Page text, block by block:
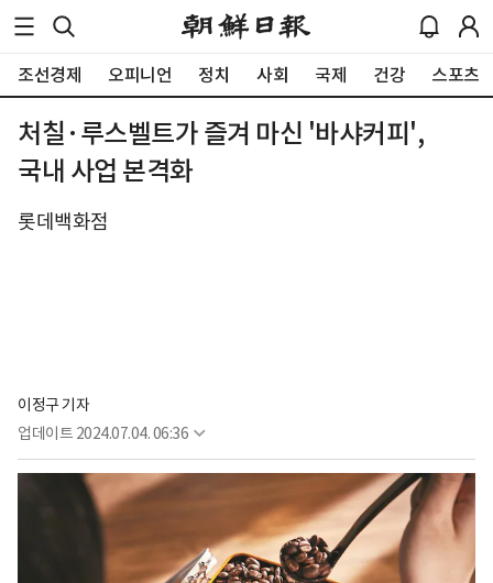
조선경제 오피니언 정치 사회 국제 건강 스포츠
처칠·루스벨트가 즐겨 마신 '바샤커피',
국내 사업 본격화
롯데백화점
이정구 기자
업데이트 2024.07.04. 06:36